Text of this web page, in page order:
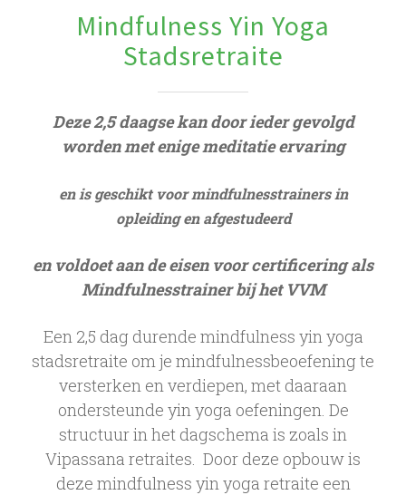
Mindfulness Yin Yoga
Stadsretraite
Deze 2,5 daagse kan door ieder gevolgd
worden met enige meditatie ervaring
en is geschikt voor mindfulnesstrainers in
opleiding en afgestudeerd
en voldoet aan de eisen voor certificering als
Mindfulnesstrainer bij het VVM
Een 2,5 dag durende mindfulness yin yoga
stadsretraite om je mindfulnessbeoefening te
versterken en verdiepen, met daaraan
ondersteunde yin yoga oefeningen. De
structuur in het dagschema is zoals in
Vipassana retraites. Door deze opbouw is
deze mindfulness yin yoga retraite een